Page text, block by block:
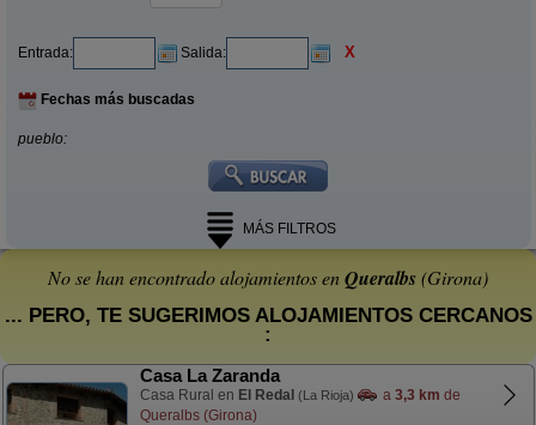
Entrada: Salida: X
Fechas más buscadas
pueblo:
MÁS FILTROS
No se han encontrado alojamientos enQueralbs(Girona)
... PERO, TE SUGERIMOS ALOJAMIENTOS CERCANOS
:
Casa La Zaranda
Casa Rural en El Redal (La Rioja) a 3,3 km de
Queralbs (Girona)